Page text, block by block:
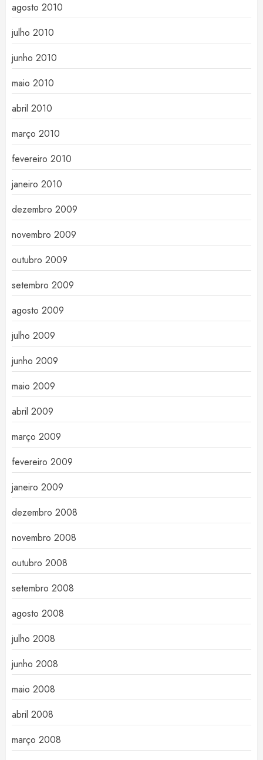
agosto 2010
julho 2010
junho 2010
maio 2010
abril 2010
março 2010
fevereiro 2010
janeiro 2010
dezembro 2009
novembro 2009
outubro 2009
setembro 2009
agosto 2009
julho 2009
junho 2009
maio 2009
abril 2009
março 2009
fevereiro 2009
janeiro 2009
dezembro 2008
novembro 2008
outubro 2008
setembro 2008
agosto 2008
julho 2008
junho 2008
maio 2008
abril 2008
março 2008